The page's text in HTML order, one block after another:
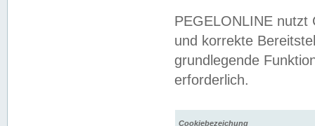
PEGELONLINE nutzt
und korrekte
grundlegende
erforderlich.
Cookiebezeichung